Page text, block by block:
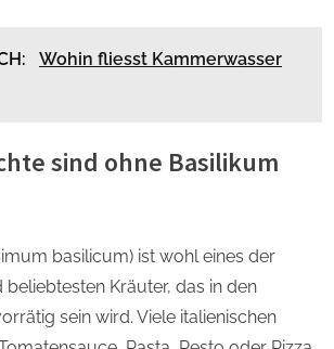
Wohin fliesst Kammerwasser
sind ohne Basilikum
basilicum) ist wohl eines der
beliebtesten Kräuter, das in den
sein wird. Viele italienischen